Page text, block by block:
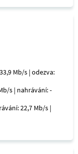
Mb/s | odezva:
s | nahrávání: -
22,7 Mb/s |